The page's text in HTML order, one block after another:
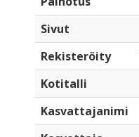
Sivut
Rekisteröity
Kotitalli
Kasvattajanimi